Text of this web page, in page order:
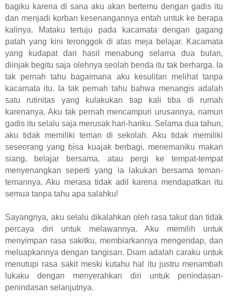
bagiku karena di sana aku akan bertemu dengan gadis itu
dan menjadi korban kesenangannya entah untuk ke berapa
kalinya. Mataku tertuju pada kacamata dengan gagang
patah yang kini teronggok di atas meja belajar. Kacamata
yang kudapat dari hasil menabung selama dua bulan,
diinjak begitu saja olehnya seolah benda itu tak berharga. Ia
tak pernah tahu bagaimana aku kesulitan melihat tanpa
kacamata itu. Ia tak pernah tahu bahwa menangis adalah
satu rutinitas yang kulakukan tiap kali tiba di rumah
karenanya. Aku tak pernah mencampuri urusannya, namun
gadis itu selalu saja merusak hari-hariku. Selama dua tahun,
aku tidak memiliki teman di sekolah. Aku tidak memiliki
seseorang yang bisa kuajak berbagi, menemaniku makan
siang, belajar bersama, atau pergi ke tempat-tempat
menyenangkan seperti yang ia lakukan bersama teman-
temannya. Aku merasa tidak adil karena mendapatkan itu
semua tanpa tahu apa salahku!
Sayangnya, aku selalu dikalahkan oleh rasa takut dan tidak
percaya diri untuk melawannya. Aku memilih untuk
menyimpan rasa sakitku, membiarkannya mengendap, dan
meluapkannya dengan tangisan. Diam adalah caraku untuk
menutupi rasa sakit meski kutahu hal itu justru menambah
lukaku dengan menyerahkan diri untuk penindasan-
penindasan selanjutnya.